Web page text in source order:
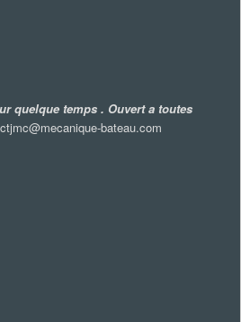
quelque temps . Ouvert a toutes
bateau.com